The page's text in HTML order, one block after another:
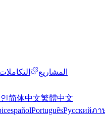
المشاريع التكاملات
简体中文繁體中文
españolPortuguêsРусскийภา